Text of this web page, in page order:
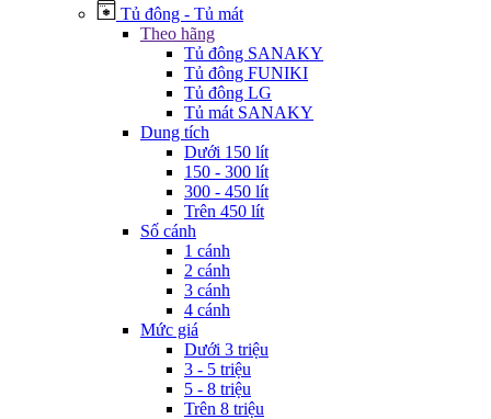
Tủ đông - Tủ mát
Theo hãng
Tủ đông SANAKY
Tủ đông FUNIKI
Tủ đông LG
Tủ mát SANAKY
Dung tích
Dưới 150 lít
150 - 300 lít
300 - 450 lít
Trên 450 lít
Số cánh
1 cánh
2 cánh
3 cánh
4 cánh
Mức giá
Dưới 3 triệu
3 - 5 triệu
5 - 8 triệu
Trên 8 triệu